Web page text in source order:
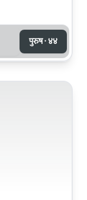
पुरुष · ४४